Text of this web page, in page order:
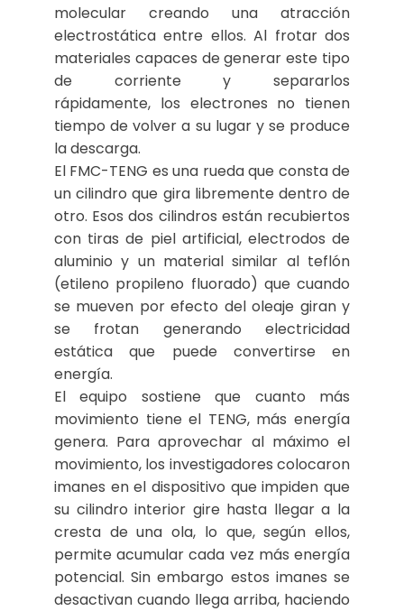
molecular creando una atracción
electrostática entre ellos. Al frotar dos
materiales capaces de generar este tipo
de corriente y separarlos
rápidamente, los electrones no tienen
tiempo de volver a su lugar y se produce
la descarga.
El FMC-TENG es una rueda que consta de
un cilindro que gira libremente dentro de
otro. Esos dos cilindros están recubiertos
con tiras de piel artificial, electrodos de
aluminio y un material similar al teflón
(etileno propileno fluorado) que cuando
se mueven por efecto del oleaje giran y
se frotan generando electricidad
estática que puede convertirse en
energía.
El equipo sostiene que cuanto más
movimiento tiene el TENG, más energía
genera. Para aprovechar al máximo el
movimiento, los investigadores colocaron
imanes en el dispositivo que impiden que
su cilindro interior gire hasta llegar a la
cresta de una ola, lo que, según ellos,
permite acumular cada vez más energía
potencial. Sin embargo estos imanes se
desactivan cuando llega arriba, haciendo